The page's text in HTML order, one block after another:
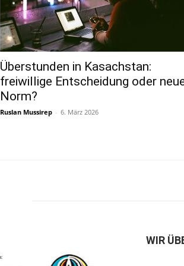
Überstunden in Kasachstan:
freiwillige Entscheidung oder
Norm?
Ruslan Mussirep - 6. März 2026
WIR